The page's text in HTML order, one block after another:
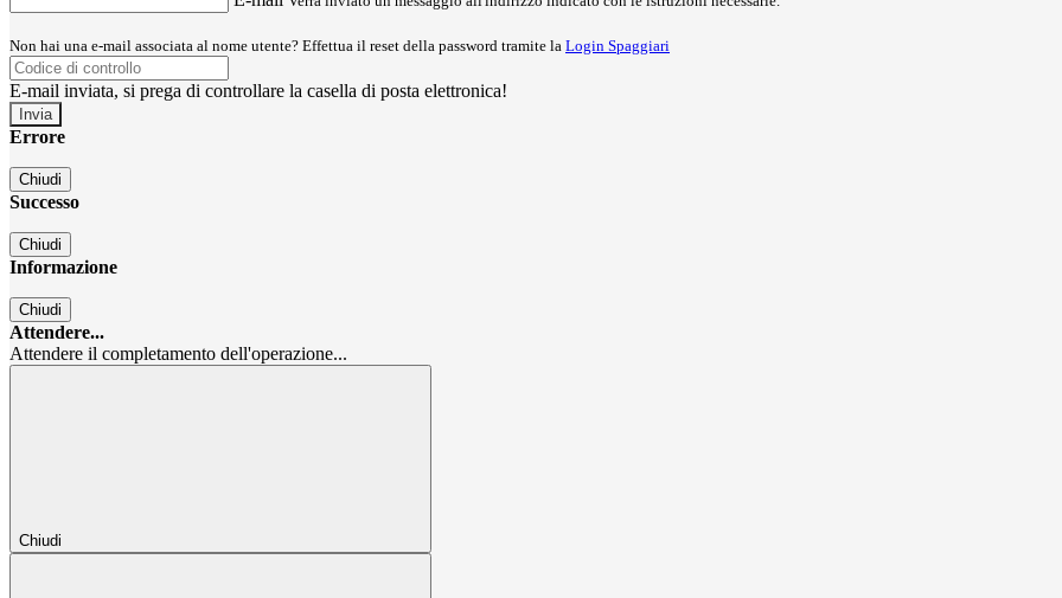
Non hai una e-mail associata al nome utente? Effettua il reset della password tramite la Login Spaggiari
E-mail inviata, si prega di controllare la casella di posta elettronica!
Errore
Chiudi
Successo
Chiudi
Informazione
Chiudi
Attendere...
Attendere il completamento dell'operazione...
Chiudi